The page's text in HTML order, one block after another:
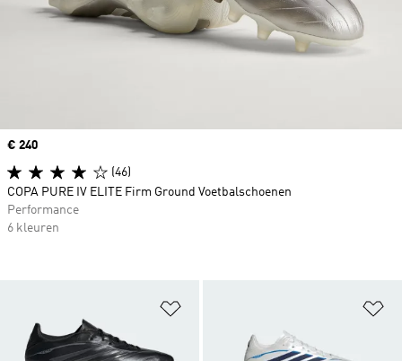
Price
€ 240
(46)
COPA PURE IV ELITE Firm Ground Voetbalschoenen
Performance
6 kleuren